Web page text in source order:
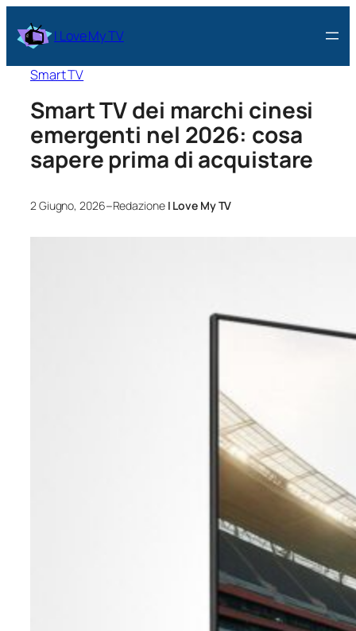
I Love My TV
Smart TV
Smart TV dei marchi cinesi
emergenti nel 2026: cosa
sapere prima di acquistare
2 Giugno, 2026–Redazione I Love My TV